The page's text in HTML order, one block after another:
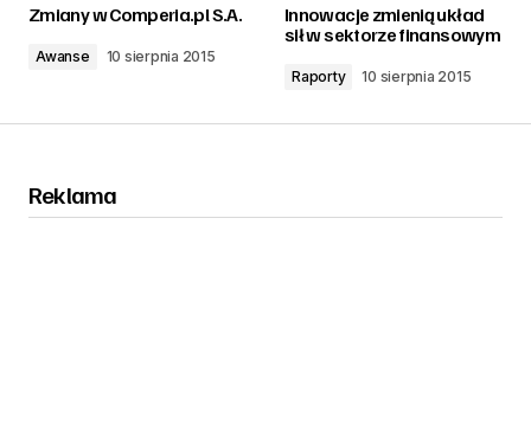
Zmiany w Comperia.pl S.A.
Awanse 10 sierpnia 2015
Innowacje zmienią układ
sił w sektorze finansowym
Raporty 10 sierpnia 2015
Reklama